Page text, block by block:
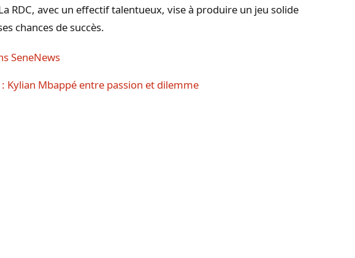
RDC, avec un effectif talentueux, vise à produire un jeu solide
chances de succès.
Kylian Mbappé entre passion et dilemme